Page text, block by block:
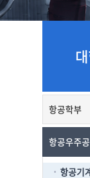
항공학부
항공우주
항공기